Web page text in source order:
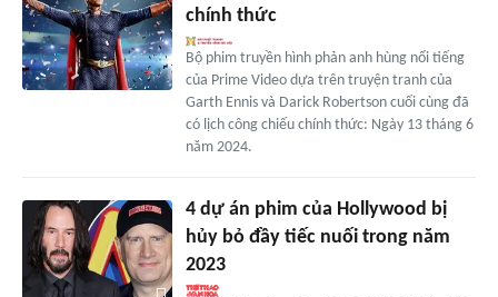
chính thức
Bộ phim truyền hình phản anh hùng nổi tiếng
của Prime Video dựa trên truyện tranh của
Garth Ennis và Darick Robertson cuối cùng đã
có lịch công chiếu chính thức: Ngày 13 tháng 6
năm 2024.
4 dự án phim của Hollywood bị
hủy bỏ đầy tiếc nuối trong năm
2023